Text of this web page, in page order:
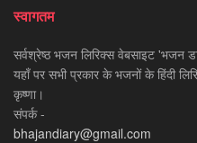
स्वागतम
सर्वश्रेष्ठ भजन लिरिक्स वेबसाइट 'भजन
यहाँ पर सभी प्रकार के भजनों के हिंदी
कृष्णा।
संपर्क -
bhajandiary@gmail.com